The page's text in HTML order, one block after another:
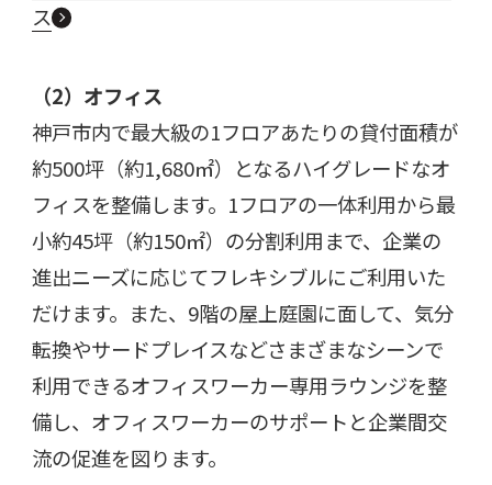
ス
（2）オフィス
神戸市内で最大級の1フロアあたりの貸付面積が
約500坪（約1,680㎡）となるハイグレードなオ
フィスを整備します。 1フロアの一体利用から最
小約45坪（約150㎡）の分割利用まで、企業の
進出ニーズに応じてフレキシブルにご利用いた
だけます。また、 9階の屋上庭園に面して、気分
転換やサードプレイスなどさまざまなシーンで
利用できるオフィスワーカー専用ラウンジを整
備し、オフィスワーカーのサポートと企業間交
流の促進を図ります。